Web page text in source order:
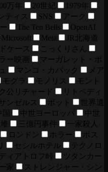
万年 20世紀
1979年
ティス SNS
アーク
The Ten Bells
OpenAI
Microsoft Meta
JR北海道
ケース
こっくりさん
ー映画
マーガレット・ポ
マンコ・カパック
メア
モグラ モノリス
モント
公リチャード
リトペディ
ンゼルス ボット
世界遺
中世ヨーロッパ
中世
三億円事件
一家殺人
ロンドン ホラー
ボス
セシルホテル
テクノロ
ディアトロフ峠
ツタンカー
家
ストレンジャー・シン